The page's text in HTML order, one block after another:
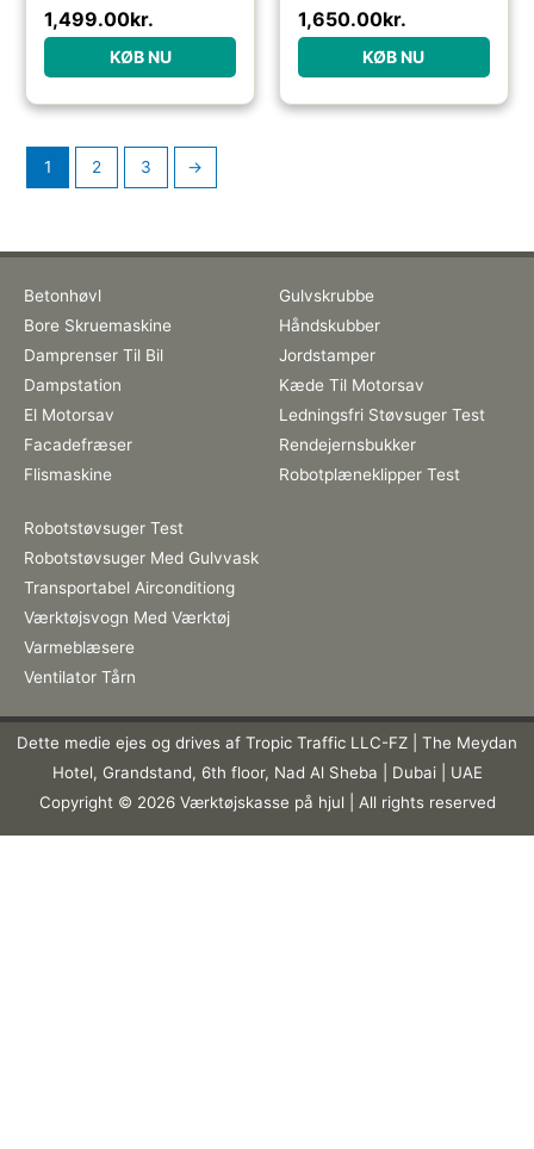
1,499.00kr.
KØB NU
1,650.00kr.
KØB NU
1 2 3 →
Betonhøvl
Bore Skruemaskine
Damprenser Til Bil
Dampstation
El Motorsav
Facadefræser
Flismaskine
Gulvskrubbe
Håndskubber
Jordstamper
Kæde Til Motorsav
Ledningsfri Støvsuger Test
Rendejernsbukker
Robotplæneklipper Test
Robotstøvsuger Test
Robotstøvsuger Med Gulvvask
Transportabel Airconditiong
Værktøjsvogn Med Værktøj
Varmeblæsere
Ventilator Tårn
Dette medie ejes og drives af Tropic Traffic LLC-FZ | The Meydan
Hotel, Grandstand, 6th floor, Nad Al Sheba | Dubai | UAE
Copyright © 2026 Værktøjskasse på hjul | All rights reserved